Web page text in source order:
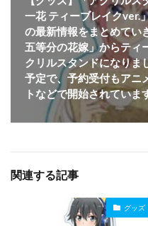
一花 ティーブレイクver.
の最新情報をまとめてい
五等分の花嫁」からティ
クリルスタンドになりま
予定で、予約受付もアニ
トなどで開始されていま
関連する記事
グッズ